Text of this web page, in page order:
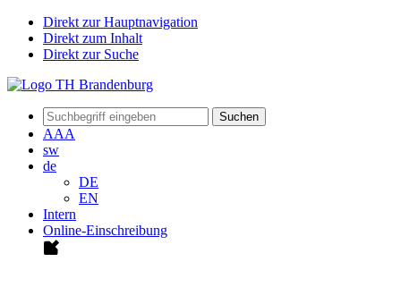
Direkt zur Hauptnavigation
Direkt zum Inhalt
Direkt zur Suche
Suchen
AAA
sw
de
DE
EN
Intern
Online-Einschreibung